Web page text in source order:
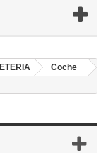
Coche